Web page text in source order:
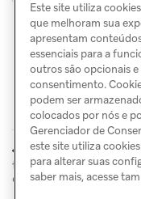
ANTERIORNovas
tentativas de
conectado
Este site utiliza
que melhoram sua
apresentam
essenciais para a
outros são opcionais
consentimento.
podem ser
colocados por nós e
Gerenciador de
este site utiliza
para alterar suas
saber mais, acesse